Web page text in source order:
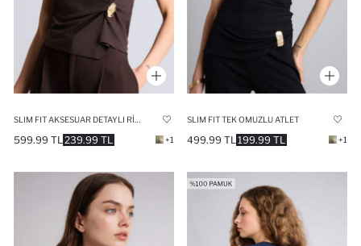
239.99 TL
599.99 TL +1
SLIM FIT TEK OMUZLU ATLET
199.99 TL
499.99 TL +1